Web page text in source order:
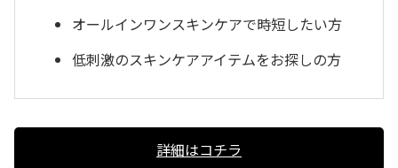
オールインワンスキンケアで時短したい方
低刺激のスキンケアアイテムをお探しの方
詳細はコチラ